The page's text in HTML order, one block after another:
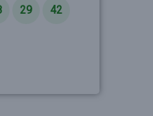
29 42